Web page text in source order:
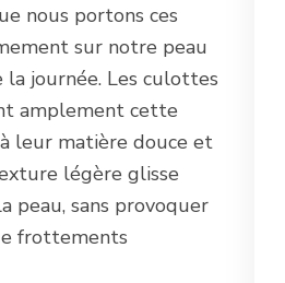
nous portons ces
sur notre peau
journée. Les culottes
amplement cette
leur matière douce et
légère glisse
peau, sans provoquer
frottements